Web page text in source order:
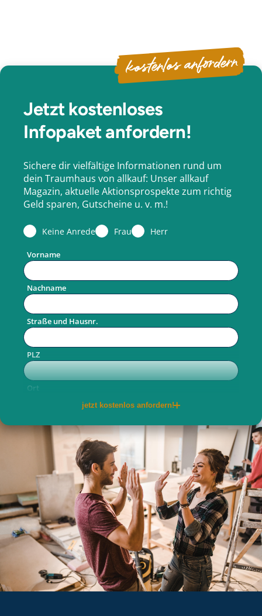
Jetzt kostenloses
Infopaket anfordern!
kostenlos anfordern
Sichere dir vielfältige Informationen rund um
dein Traumhaus von allkauf: Unser allkauf
Magazin, aktuelle Aktionsprospekte zum richtig
Geld sparen, Gutscheine u. v. m.!
Keine Anrede Frau Herr
Vorname
Nachname
Straße und Hausnr.
PLZ
Ort
per Post per E-Mail
Ja, ich willige ein, dass meine
personenbezogenen Daten von der allkauf haus
GmbH für Werbe- und Marketingzwecke zwecks
Information bzgl. Hauskauf erhoben und
verarbeitet werden (hierzu zählt insbesondere
die Zusendung von Werbe- und
jetzt kostenlos anfordern!